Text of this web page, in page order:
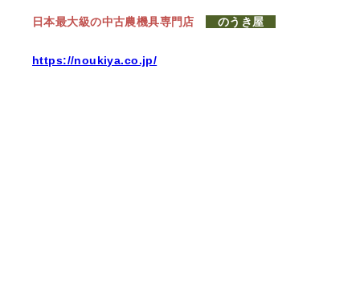
日本最大級の中古農機具専門店 のうき屋
https://noukiya.co.jp/